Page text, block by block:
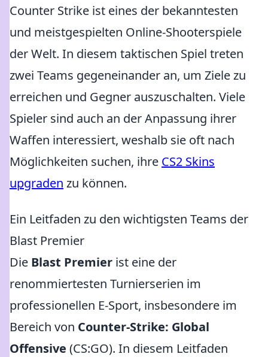
Counter Strike ist eines der bekanntesten
und meistgespielten Online-Shooterspiele
der Welt. In diesem taktischen Spiel treten
zwei Teams gegeneinander an, um Ziele zu
erreichen und Gegner auszuschalten. Viele
Spieler sind auch an der Anpassung ihrer
Waffen interessiert, weshalb sie oft nach
Möglichkeiten suchen, ihre CS2 Skins
upgraden zu können.
Ein Leitfaden zu den wichtigsten Teams der
Blast Premier
Die Blast Premier ist eine der
renommiertesten Turnierserien im
professionellen E-Sport, insbesondere im
Bereich von Counter-Strike: Global
Offensive (CS:GO). In diesem Leitfaden